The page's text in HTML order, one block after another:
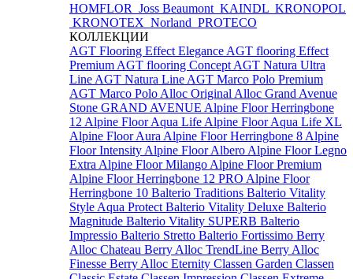
HOMFLOR Joss Beaumont KAINDL KRONOPOL
KRONOTEX Norland PROTECO
КОЛЛЕКЦИИ
AGT Flooring Effect Elegance AGT flooring Effect
Premium AGT flooring Concept AGT Natura Ultra
Line AGT Natura Line AGT Marco Polo Premium
AGT Marco Polo Alloc Original Alloc Grand Avenue
Stone GRAND AVENUE Alpine Floor Herringbone
12 Alpine Floor Aqua Life Alpine Floor Aqua Life XL
Alpine Floor Aura Alpine Floor Herringbone 8 Alpine
Floor Intensity Alpine Floor Albero Alpine Floor Legno
Extra Alpine Floor Milango Alpine Floor Premium
Alpine Floor Herringbone 12 PRO Alpine Floor
Herringbone 10 Balterio Traditions Balterio Vitality
Style Aqua Protect Balterio Vitality Deluxe Balterio
Magnitude Balterio Vitality SUPERB Balterio
Impressio Balterio Stretto Balterio Fortissimo Berry
Alloc Chateau Berry Alloc TrendLine Berry Alloc
Finesse Berry Alloc Eternity Classen Garden Classen